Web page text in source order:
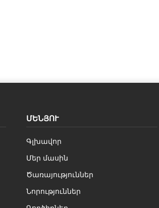
ՄԵՆՅՈՒ
Գլխավոր
Մեր մասին
Ծառայություններ
Նորություններ